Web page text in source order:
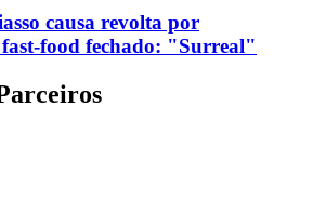
causa revolta por
food fechado: "Surreal"